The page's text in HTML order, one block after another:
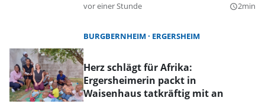
vor einer Stunde query_builder2min
BURGBERNHEIM ERGERSHEIM
Herz schlägt für Afrika:
Ergersheimerin packt in
Waisenhaus tatkräftig mit an